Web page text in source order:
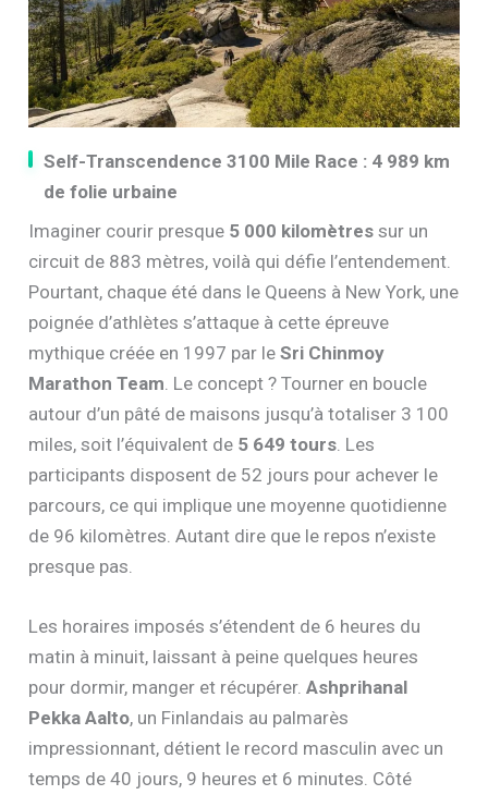
Self-Transcendence 3100 Mile Race : 4 989 km
de folie urbaine
Imaginer courir presque 5 000 kilomètres sur un
circuit de 883 mètres, voilà qui défie l’entendement.
Pourtant, chaque été dans le Queens à New York, une
poignée d’athlètes s’attaque à cette épreuve
mythique créée en 1997 par leSri Chinmoy
Marathon Team . Le concept ? Tourner en boucle
autour d’un pâté de maisons jusqu’à totaliser 3 100
miles, soit l’équivalent de 5 649 tours . Les
participants disposent de 52 jours pour achever le
parcours, ce qui implique une moyenne quotidienne
de 96 kilomètres. Autant dire que le repos n’existe
presque pas.
Les horaires imposés s’étendent de 6 heures du
matin à minuit, laissant à peine quelques heures
pour dormir, manger et récupérer.Ashprihanal
Pekka Aalto, un Finlandais au palmarès
impressionnant, détient le record masculin avec un
temps de 40 jours, 9 heures et 6 minutes. Côté